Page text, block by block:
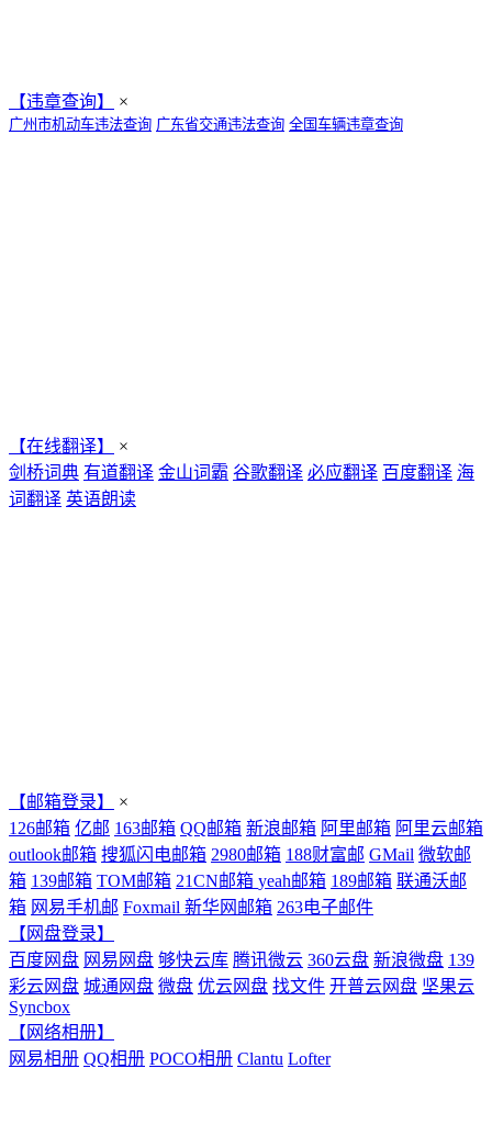
【违章查询】 ×
广州市机动车违法查询 广东省交通违法查询 全国车辆违章查询
【在线翻译】
×
剑桥词典 有道翻译 金山词霸 谷歌翻译 必应翻译 百度翻译 海
词翻译 英语朗读
【邮箱登录】
×
126邮箱 亿邮 163邮箱 QQ邮箱 新浪邮箱 阿里邮箱 阿里云邮箱
outlook邮箱 搜狐闪电邮箱 2980邮箱 188财富邮 GMail 微软邮
箱 139邮箱 TOM邮箱 21CN邮箱 yeah邮箱 189邮箱 联通沃邮
箱 网易手机邮 Foxmail 新华网邮箱 263电子邮件
【网盘登录】
百度网盘 网易网盘 够快云库 腾讯微云 360云盘 新浪微盘 139
彩云网盘 城通网盘 微盘 优云网盘 找文件 开普云网盘 坚果云
Syncbox
【网络相册】
网易相册 QQ相册 POCO相册 Clantu Lofter